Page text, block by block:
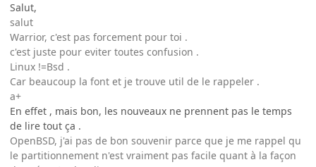
Salut,
salut
Warrior, c'est pas forcement pour toi .
c'est juste pour eviter toutes confusion .
Linux !=Bsd .
Car beaucoup la font et je trouve util de le rappeler .
a+
En effet , mais bon, les nouveaux ne prennent pas le temps
de lire tout ça .
OpenBSD, j'ai pas de bon souvenir parce que je me rappel qu
le partitionnement n'est vraiment pas facile quant à la façon